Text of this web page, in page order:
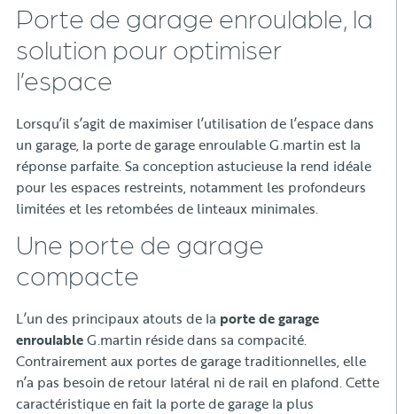
Porte de garage enroulable, la
solution pour optimiser
l’espace
Lorsqu’il s’agit de maximiser l’utilisation de l’espace dans
un garage, la porte de garage enroulable G.martin est la
réponse parfaite. Sa conception astucieuse la rend idéale
pour les espaces restreints, notamment les profondeurs
limitées et les retombées de linteaux minimales.
Une porte de garage
compacte
L’un des principaux atouts de la porte de garage
enroulableG.martin réside dans sa compacité.
Contrairement aux portes de garage traditionnelles, elle
n’a pas besoin de retour latéral ni de rail en plafond. Cette
caractéristique en fait la porte de garage la plus